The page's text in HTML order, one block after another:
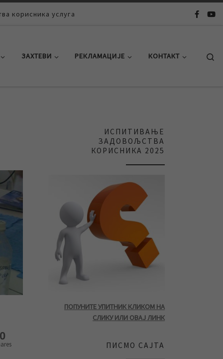
корисника услуга
ЗАХТЕВИ РЕКЛАМАЦИЈЕ КОНТАКТ
0
ИСПИТИВАЊЕ
ЗАДОВОЉСТВА
КОРИСНИКА 2025
ПОПУНИТЕ УПИТНИК КЛИКОМ НА
СЛИКУ ИЛИ ОВАЈ ЛИНК
ПИСМО САЈТА